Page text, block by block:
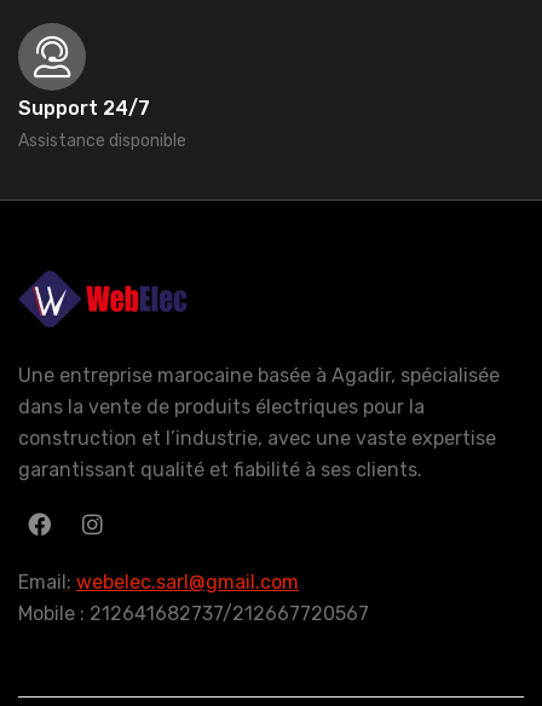
Support 24/7
Assistance disponible
Une entreprise marocaine basée à Agadir, spécialisée
dans la vente de produits électriques pour la
construction et l’industrie, avec une vaste expertise
garantissant qualité et fiabilité à ses clients.
Email: webelec.sarl@gmail.com
Mobile : 212641682737/212667720567